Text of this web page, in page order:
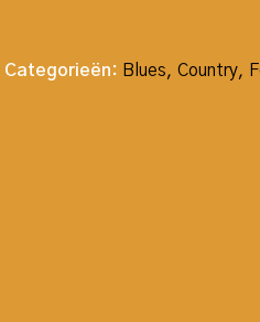
Categorieën: Blues,Country,